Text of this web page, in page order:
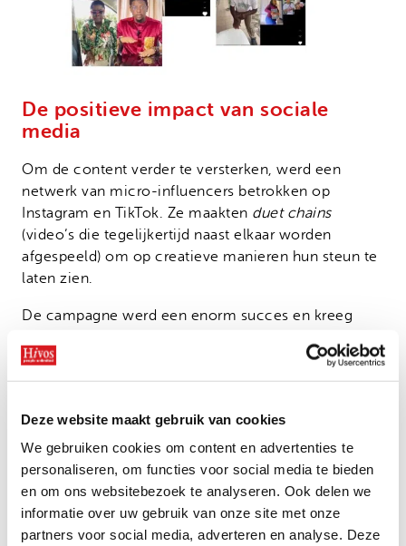
Deze website maakt gebruik van cookies
We gebruiken cookies om content en advertenties te
personaliseren, om functies voor social media te bieden
en om ons websitebezoek te analyseren. Ook delen we
informatie over uw gebruik van onze site met onze
partners voor social media, adverteren en analyse. Deze
De positieve impact van sociale
media
Om de content verder te versterken, werd een
netwerk van micro-influencers betrokken op
Instagram en TikTok. Ze maakten duet chains
(video’s die tegelijkertijd naast elkaar worden
afgespeeld) om op creatieve manieren hun steun te
laten zien.
De campagne werd een enorm succes en kreeg
online blogs. Binnen 4 maanden bereikte de
hoofdvideo meer dan 11 miljoen Nigerianen. Meer
#MakeWeHalla volgden. Dit is voor een groot deel
te danken aan alle influencers die de campagne
steunden.
Echte verandering